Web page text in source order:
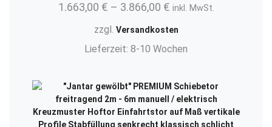
1.663,00 € – 3.866,00 € inkl. MwSt.
zzgl. Versandkosten
Lieferzeit: 8-10 Wochen